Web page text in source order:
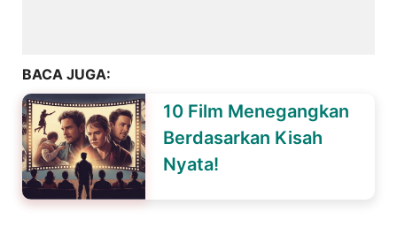
BACA JUGA:
10 Film Menegangkan
Berdasarkan Kisah
Nyata!